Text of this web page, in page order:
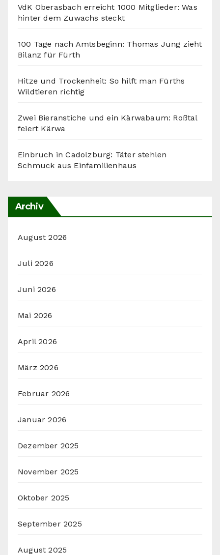
VdK Oberasbach erreicht 1000 Mitglieder: Was
hinter dem Zuwachs steckt
100 Tage nach Amtsbeginn: Thomas Jung zieht
Bilanz für Fürth
Hitze und Trockenheit: So hilft man Fürths
Wildtieren richtig
Zwei Bieranstiche und ein Kärwabaum: Roßtal
feiert Kärwa
Einbruch in Cadolzburg: Täter stehlen
Schmuck aus Einfamilienhaus
Archiv
August 2026
Juli 2026
Juni 2026
Mai 2026
April 2026
März 2026
Februar 2026
Januar 2026
Dezember 2025
November 2025
Oktober 2025
September 2025
August 2025